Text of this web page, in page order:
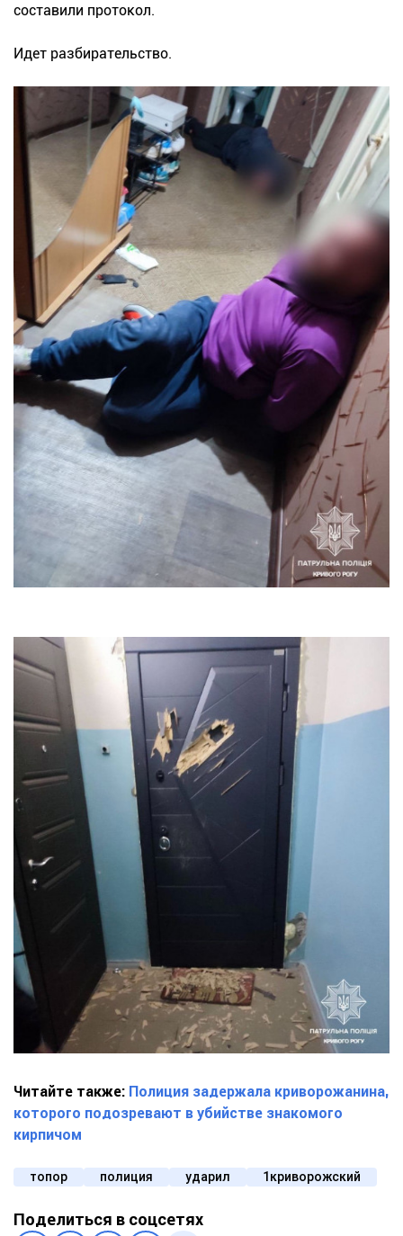
составили протокол.
Идет разбирательство.
Читайте также: Полиция задержала криворожанина,
которого подозревают в убийстве знакомого
кирпичом
топор полиция ударил 1криворожский
Поделиться в соцсетях